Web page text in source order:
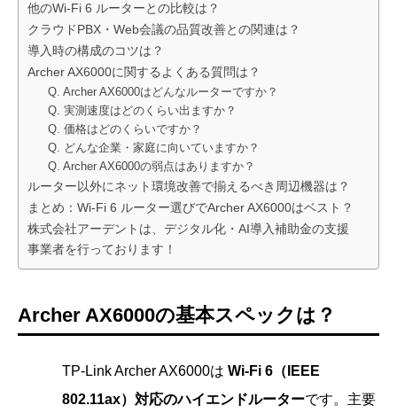
他のWi-Fi 6 ルーターとの比較は？
クラウドPBX・Web会議の品質改善との関連は？
導入時の構成のコツは？
Archer AX6000に関するよくある質問は？
Q. Archer AX6000はどんなルーターですか？
Q. 実測速度はどのくらい出ますか？
Q. 価格はどのくらいですか？
Q. どんな企業・家庭に向いていますか？
Q. Archer AX6000の弱点はありますか？
ルーター以外にネット環境改善で揃えるべき周辺機器は？
まとめ：Wi-Fi 6 ルーター選びでArcher AX6000はベスト？
株式会社アーデントは、デジタル化・AI導入補助金の支援
事業者を行っております！
Archer AX6000の基本スペックは？
TP-Link Archer AX6000は Wi-Fi 6（IEEE
802.11ax）対応のハイエンドルーターです。主要